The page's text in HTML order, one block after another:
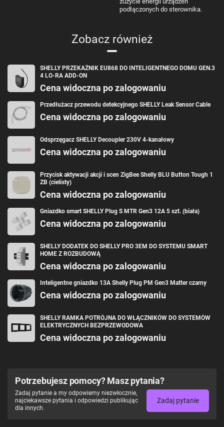
podłączonych do sterownika.
Zobacz również
SHELLY PRZEKAŹNIK EU868 DO INTELIGENTNEGO DOMU GEN.3
4 LO-RA ADD-ON
Cena widoczna po zalogowaniu
Przedłużacz przewodu detekcyjnego SHELLY Leak Sensor Cable
Cena widoczna po zalogowaniu
Odsprzęgacz SHELLY Decoupler 230V 4-kanałowy
Cena widoczna po zalogowaniu
Przycisk aktywacji akcji i scen ZigBee Shelly BLU Button Tough 1
ZB (cielisty)
Cena widoczna po zalogowaniu
Gniazdko smart SHELLY Plug S MTR Gen3 12A 5 szt. (biała)
Cena widoczna po zalogowaniu
SHELLY DODATEK DO SHELLY PRO 3EM DO SYSTEMU SMART
HOME Z ROZBUDOWĄ
Cena widoczna po zalogowaniu
Inteligentne gniazdko 13A Shelly Plug PM Gen3 Matter czarny
Cena widoczna po zalogowaniu
SHELLY RAMKA POTRÓJNA DO WŁĄCZNIKÓW DO SYSTEMÓW
ELEKTRYCZNYCH BEZPRZEWODOWA
Cena widoczna po zalogowaniu
Potrzebujesz pomocy? Masz pytania?
Zadaj pytanie a my odpowiemy niezwłocznie,
najciekawsze pytania i odpowiedzi publikując
dla innych.
Zadaj pytanie